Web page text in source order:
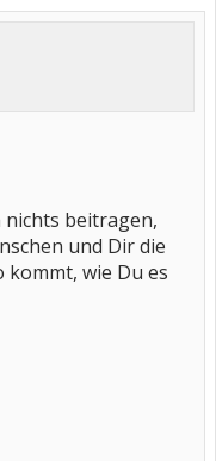
nichts beitragen,
und Dir die
kommt, wie Du es